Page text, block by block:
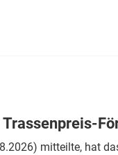
Infrastruktur & Ausrüstung
mitteilte, hat